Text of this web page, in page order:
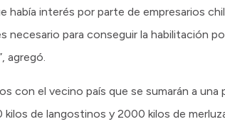
había interés por parte de empresarios
para conseguir la habilitación
agregó.
el vecino país que se sumarán a una
de langostinos y 2000 kilos de